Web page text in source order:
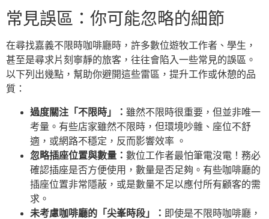
常見誤區：你可能忽略的細節
在尋找嘉義不限時咖啡廳時，許多數位遊牧工作者、學生，
甚至是尋求片刻寧靜的旅客，往往會陷入一些常見的誤區。
以下列出幾點，幫助你避開這些雷區，提升工作或休憩的品
質：
過度關注「不限時」： 雖然不限時很重要，但並非唯一
考量。有些店家雖然不限時，但環境吵雜、座位不舒
適，或網路不穩定，反而影響效率 。
忽略插座位置與數量： 數位工作者最怕筆電沒電！務必
確認插座是否方便使用，數量是否足夠。有些咖啡廳的
插座位置非常隱蔽，或是數量不足以應付所有顧客的需
求。
未考慮咖啡廳的「尖峯時段」： 即使是不限時咖啡廳，